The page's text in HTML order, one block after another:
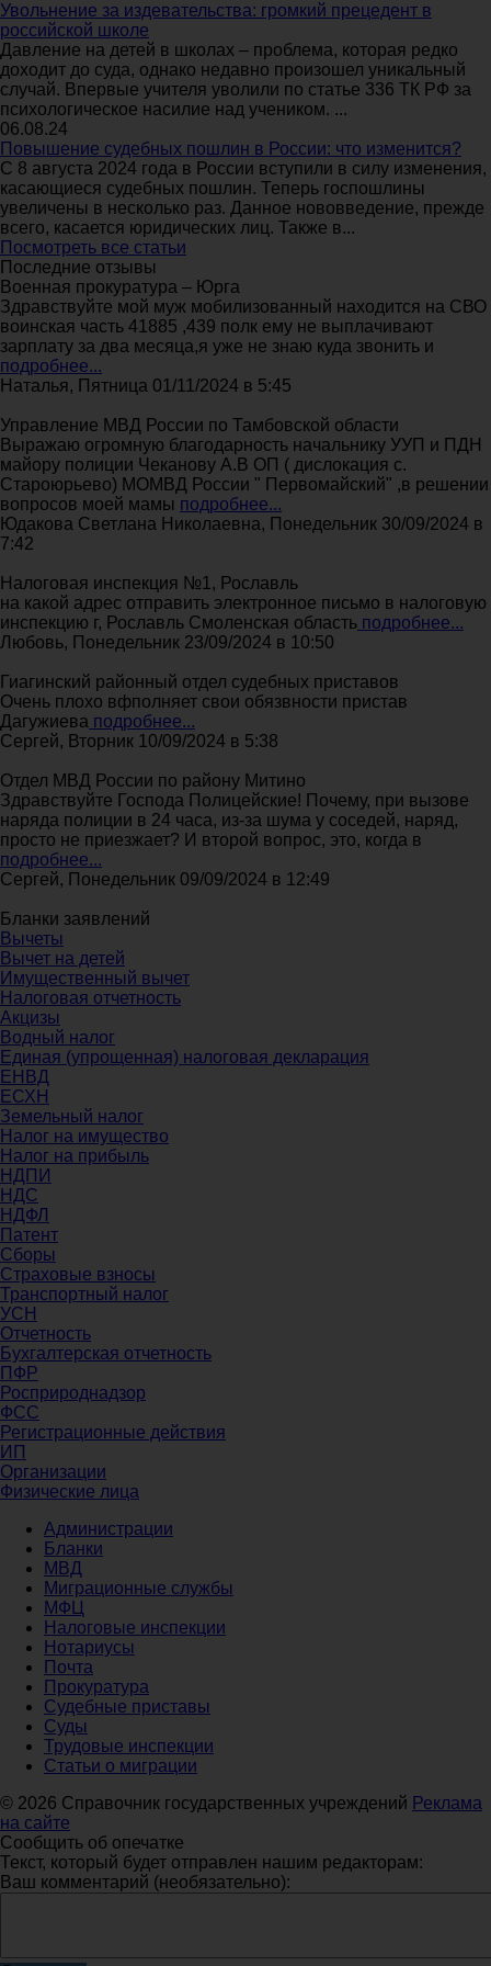
Увольнение за издевательства: громкий прецедент в
российской школе
Давление на детей в школах – проблема, которая редко
доходит до суда, однако недавно произошел уникальный
случай. Впервые учителя уволили по статье 336 ТК РФ за
психологическое насилие над учеником. ...
06.08.24
Повышение судебных пошлин в России: что изменится?
С 8 августа 2024 года в России вступили в силу изменения,
касающиеся судебных пошлин. Теперь госпошлины
увеличены в несколько раз. Данное нововведение, прежде
всего, касается юридических лиц. Также в...
Посмотреть все статьи
Последние отзывы
Военная прокуратура – Юрга
Здравствуйте мой муж мобилизованный находится на СВО
воинская часть 41885 ,439 полк ему не выплачивают
зарплату за два месяца,я уже не знаю куда звонить и
подробнее...
Наталья, Пятница 01/11/2024 в 5:45
Управление МВД России по Тамбовской области
Выражаю огромную благодарность начальнику УУП и ПДН
майору полиции Чеканову А.В ОП ( дислокация с.
Староюрьево) МОМВД России " Первомайский" ,в решении
вопросов моей мамы подробнее...
Юдакова Светлана Николаевна, Понедельник 30/09/2024 в
7:42
Налоговая инспекция №1, Рославль
на какой адрес отправить электронное письмо в налоговую
инспекцию г, Рославль Смоленская область подробнее...
Любовь, Понедельник 23/09/2024 в 10:50
Гиагинский районный отдел судебных приставов
Очень плохо вфполняет свои обязвности пристав
Дагужиева подробнее...
Сергей, Вторник 10/09/2024 в 5:38
Отдел МВД России по району Митино
Здравствуйте Господа Полицейские! Почему, при вызове
наряда полиции в 24 часа, из-за шума у соседей, наряд,
просто не приезжает? И второй вопрос, это, когда в
подробнее...
Сергей, Понедельник 09/09/2024 в 12:49
Бланки заявлений
Вычеты
Вычет на детей
Имущественный вычет
Налоговая отчетность
Акцизы
Водный налог
Единая (упрощенная) налоговая декларация
ЕНВД
ЕСХН
Земельный налог
Налог на имущество
Налог на прибыль
НДПИ
НДС
НДФЛ
Патент
Сборы
Страховые взносы
Транспортный налог
УСН
Отчетность
Бухгалтерская отчетность
ПФР
Росприроднадзор
ФСС
Регистрационные действия
ИП
Организации
Физические лица
Администрации
Бланки
МВД
Миграционные службы
МФЦ
Налоговые инспекции
Нотариусы
Почта
Прокуратура
Судебные приставы
Суды
Трудовые инспекции
Статьи о миграции
© 2026 Справочник государственных учреждений Реклама
на сайте
Сообщить об опечатке
Текст, который будет отправлен нашим редакторам:
Ваш комментарий (необязательно):